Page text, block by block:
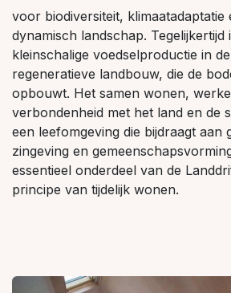
voor biodiversiteit, klimaatadaptatie
dynamisch landschap.
kleinschalige voedselproductie in
regeneratieve landbouw, die de
opbouwt. Het samen wonen,
verbondenheid met het land en de
een leefomgeving die bijdraagt aan
zingeving en
essentieel onderdeel van de
principe van tijdelijk wonen.